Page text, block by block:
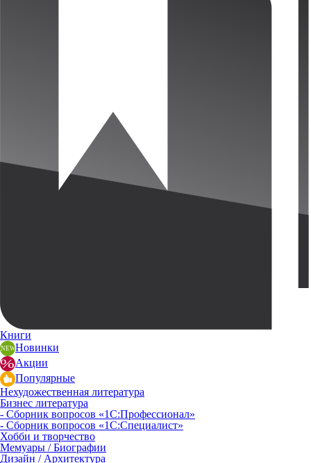
Книги
Новинки
Акции
Популярные
Нехудожественная литература
Бизнес литература
- Сборник вопросов «1С:Профессионал»
- Сборник вопросов «1С:Специалист»
Хобби и творчество
Мемуары / Биографии
Дизайн / Архитектура